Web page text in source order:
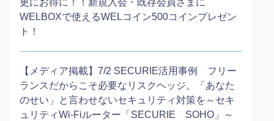
更にお得に！！新規入会・既存会員さまに
WELBOXで使えるWELコイン500コインプレゼン
ト！
【メディア掲載】7/2 SECURIE活用事例 フリー
ランスだからこそ必要なリスクヘッジ。「あなた
のせい」と言わせないセキュリティ対策を～セキ
ュリティWi-Fiルーター「SECURIE SOHO」～